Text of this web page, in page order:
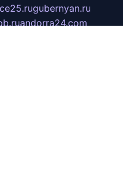
gubernyan.ru
andorra24.com